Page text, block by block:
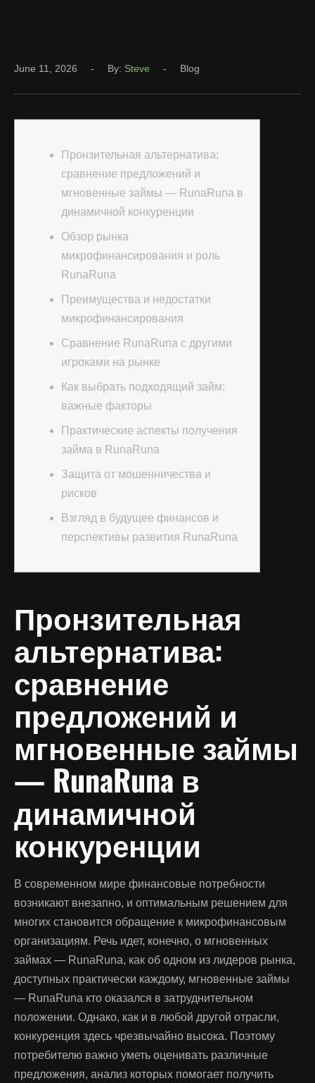
June 11, 2026 By: Steve Blog
Пронзительная альтернатива:
сравнение предложений и
мгновенные займы — RunaRuna в
динамичной конкуренции
Обзор рынка
микрофинансирования и роль
RunaRuna
Преимущества и недостатки
микрофинансирования
Сравнение RunaRuna с другими
игроками на рынке
Как выбрать подходящий займ:
важные факторы
Практические аспекты получения
займа в RunaRuna
Защита от мошенничества и
рисков
Взгляд в будущее финансов и
перспективы развития RunaRuna
Пронзительная
альтернатива:
сравнение
предложений и
мгновенные займы
— RunaRuna в
динамичной
конкуренции
В современном мире финансовые потребности
возникают внезапно, и оптимальным решением для
многих становится обращение к микрофинансовым
организациям. Речь идет, конечно, о мгновенных
займах — RunaRuna, как об одном из лидеров рынка,
доступных практически каждому, мгновенные займы
— RunaRuna кто оказался в затруднительном
положении. Однако, как и в любой другой отрасли,
конкуренция здесь чрезвычайно высока. Поэтому
потребителю важно уметь оценивать различные
предложения, анализ которых помогает получить